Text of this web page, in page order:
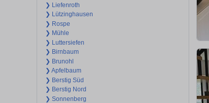
❯ Liefenroth
❯ Lützinghausen
❯ Rospe
❯ Mühle
❯ Luttersiefen
❯ Birnbaum
❯ Brunohl
❯ Apfelbaum
❯ Berstig Süd
❯ Berstig Nord
❯ Sonnenberg